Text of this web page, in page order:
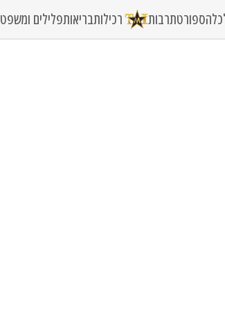
ספורטתרבות רכילותבריאותפלילים ומשפט